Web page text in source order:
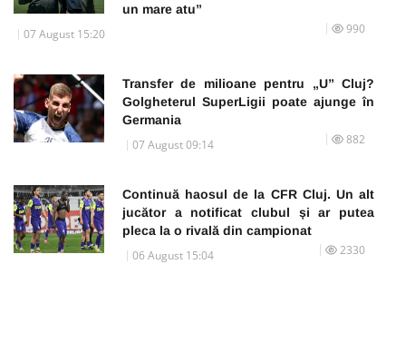
un mare atu”
07 August 15:20 990
Transfer de milioane pentru „U” Cluj?
Golgheterul SuperLigii poate ajunge în
Germania
07 August 09:14 882
Continuă haosul de la CFR Cluj. Un alt
jucător a notificat clubul și ar putea
pleca la o rivală din campionat
06 August 15:04 2330